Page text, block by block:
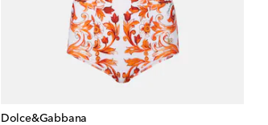
Dolce&Gabbana